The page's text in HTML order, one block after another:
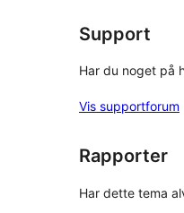
Support
Har du noget på
Vis supportforum
Rapporter
Har dette tema